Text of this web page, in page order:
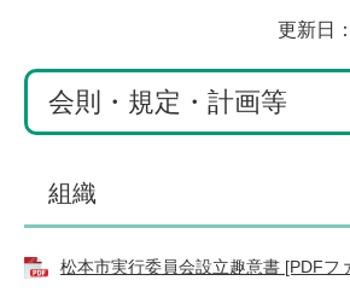
更新日
会則・規定・計画等
組織
松本市実行委員会設立趣意書 [PDFフ